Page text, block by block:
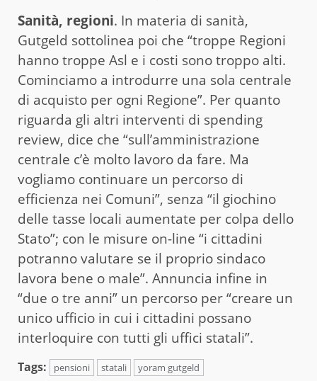
Sanità, regioni. In materia di sanità,
Gutgeld sottolinea poi che “troppe Regioni
hanno troppe Asl e i costi sono troppo alti.
Cominciamo a introdurre una sola centrale
di acquisto per ogni Regione”. Per quanto
riguarda gli altri interventi di spending
review, dice che “sull’amministrazione
centrale c’è molto lavoro da fare. Ma
vogliamo continuare un percorso di
efficienza nei Comuni”, senza “il giochino
delle tasse locali aumentate per colpa dello
Stato”; con le misure on-line “i cittadini
potranno valutare se il proprio sindaco
lavora bene o male”. Annuncia infine in
“due o tre anni” un percorso per “creare un
unico ufficio in cui i cittadini possano
interloquire con tutti gli uffici statali”.
Tags: pensioni statali yoram gutgeld